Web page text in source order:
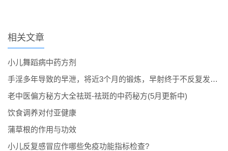
相关文章
小儿舞蹈病中药方剂
手淫多年导致的早泄，将近3个月的锻炼，早射终于不反复发作了。
老中医偏方秘方大全祛斑-祛斑的中药秘方(5月更新中)
饮食调养对付亚健康
蒲草根的作用与功效
小儿反复感冒应作哪些免疫功能指标检查?